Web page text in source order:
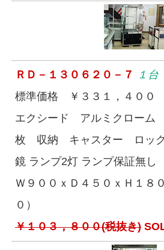
ＲＤ－１３０６２０－７
１台
標準価格 ￥３３１，４００
エクシード アルミクローム
枚 収納 キャスター ロッ
鏡 ランプ2灯 ランプ保証無し
Ｗ９００ｘＤ４５０ｘＨ１８
０）
￥１０３，８００(税抜き)